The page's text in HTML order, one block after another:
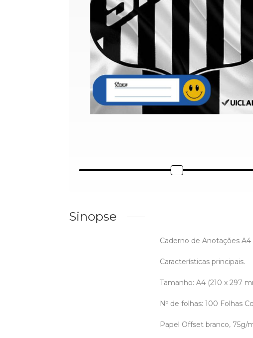
Sinopse
Caderno de Anotações
Características principais.
Tamanho: A4 (210 x 297
Nº de folhas: 100 Folhas
Papel Offset branco, 75g/